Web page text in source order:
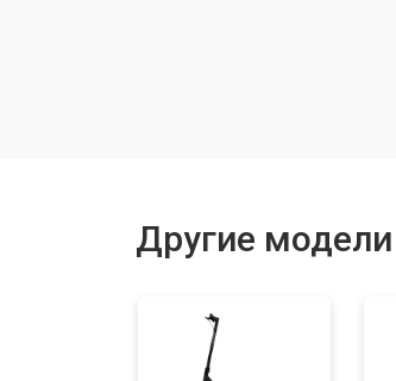
Замена подсветки
Другие